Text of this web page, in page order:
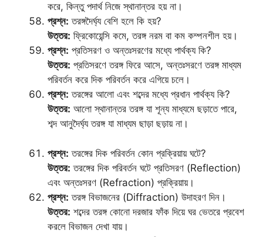
করে, কিন্তু পদার্থ নিজে স্থানান্তর হয় না।
প্রশ্ন: তরঙ্গদৈর্ঘ্য বেশি হলে কি হয়?
উত্তর: ফ্রিকোয়েন্সি কমে, তরঙ্গ নরম বা কম কম্পনশীল হয়।
প্রশ্ন: প্রতিসরণ ও অন্তঃসরণের মধ্যে পার্থক্য কি?
উত্তর: প্রতিসরণে তরঙ্গ ফিরে আসে, অন্তঃসরণে তরঙ্গ মাধ্যম
পরিবর্তন করে দিক পরিবর্তন করে এগিয়ে চলে।
প্রশ্ন: তরঙ্গের আলো এবং শব্দের মধ্যে প্রধান পার্থক্য কি?
উত্তর: আলো স্থানান্তর তরঙ্গ যা শূন্য মাধ্যমে ছড়াতে পারে,
শব্দ আনুদৈর্ঘ্য তরঙ্গ যা মাধ্যম ছাড়া ছড়ায় না।
প্রশ্ন: তরঙ্গের দিক পরিবর্তন কোন প্রক্রিয়ায় ঘটে?
উত্তর: তরঙ্গের দিক পরিবর্তন ঘটে প্রতিসরণ (Reflection)
এবং অন্তঃসরণ (Refraction) প্রক্রিয়ায়।
প্রশ্ন: তরঙ্গ বিভাজনের (Diffraction) উদাহরণ দিন।
উত্তর: শব্দের তরঙ্গ কোনো দরজার ফাঁক দিয়ে ঘর ভেতরে প্রবেশ
করলে বিভাজন দেখা যায়।